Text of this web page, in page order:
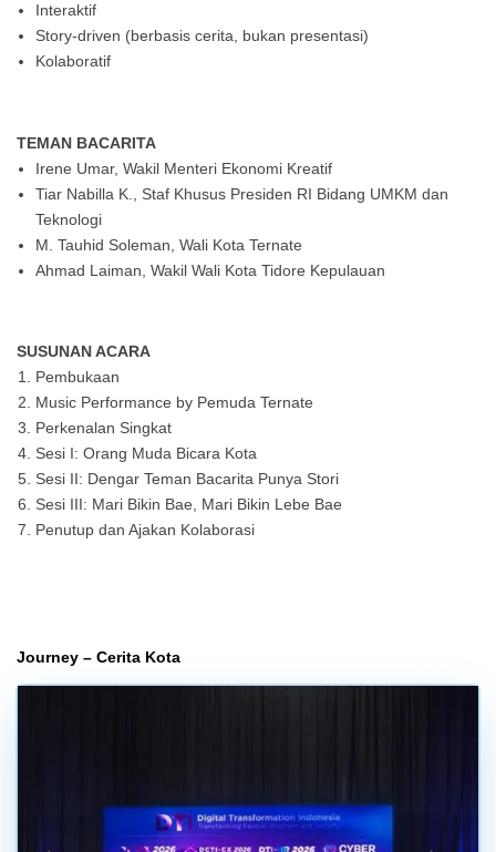
Interaktif
Story-driven (berbasis cerita, bukan presentasi)
Kolaboratif
TEMAN BACARITA
Irene Umar, Wakil Menteri Ekonomi Kreatif
Tiar Nabilla K., Staf Khusus Presiden RI Bidang UMKM dan
Teknologi
M. Tauhid Soleman, Wali Kota Ternate
Ahmad Laiman, Wakil Wali Kota Tidore Kepulauan
SUSUNAN ACARA
Pembukaan
Music Performance by Pemuda Ternate
Perkenalan Singkat
Sesi I: Orang Muda Bicara Kota
Sesi II: Dengar Teman Bacarita Punya Stori
Sesi III: Mari Bikin Bae, Mari Bikin Lebe Bae
Penutup dan Ajakan Kolaborasi
Journey – Cerita Kota